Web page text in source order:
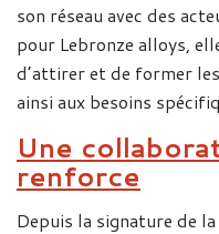
son réseau avec des
pour Lebronze alloys,
d’attirer et de former
ainsi aux besoins
Une
renforce
Depuis la signature de